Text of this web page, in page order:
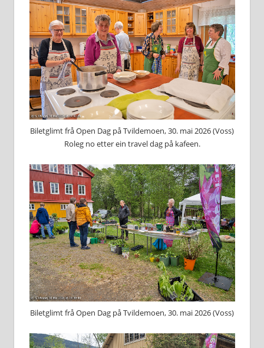
Biletglimt frå Open Dag på Tvildemoen, 30. mai 2026 (Voss)
Roleg no etter ein travel dag på kafeen.
Biletglimt frå Open Dag på Tvildemoen, 30. mai 2026 (Voss)